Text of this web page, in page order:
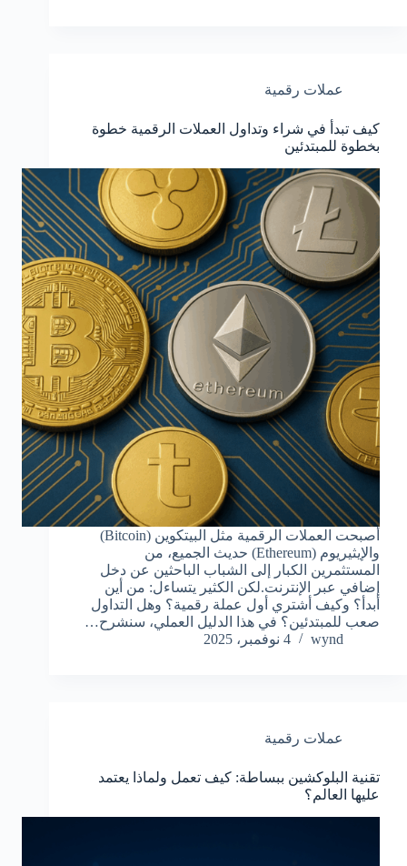
عملات رقمية
كيف تبدأ في شراء وتداول العملات الرقمية خطوة
بخطوة للمبتدئين
أصبحت العملات الرقمية مثل البيتكوين (Bitcoin)
والإيثيريوم (Ethereum) حديث الجميع، من
المستثمرين الكبار إلى الشباب الباحثين عن دخل
إضافي عبر الإنترنت.لكن الكثير يتساءل: من أين
أبدأ؟ وكيف أشتري أول عملة رقمية؟ وهل التداول
صعب للمبتدئين؟ في هذا الدليل العملي، سنشرح…
wynd
4 نوفمبر، 2025
عملات رقمية
تقنية البلوكشين ببساطة: كيف تعمل ولماذا يعتمد
عليها العالم؟